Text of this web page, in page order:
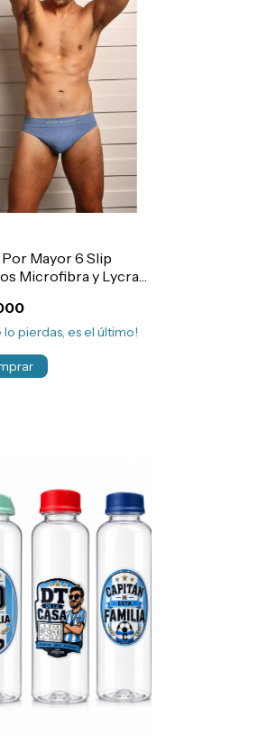
Mayor 6 Slip
Microfibra y Lycra
lo pierdas, es el último!